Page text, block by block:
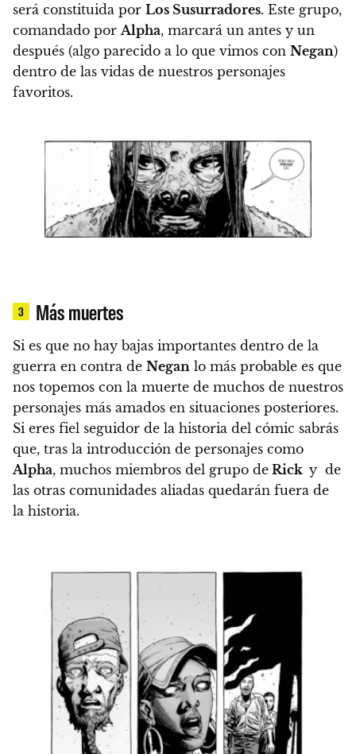
será constituida por Los Susurradores. Este grupo,
comandado por Alpha, marcará un antes y un
después (algo parecido a lo que vimos con Negan)
dentro de las vidas de nuestros personajes
favoritos.
3 Más muertes
Si es que no hay bajas importantes dentro de la
guerra en contra de Negan lo más probable es que
nos topemos con la muerte de muchos de nuestros
personajes más amados en situaciones posteriores.
Si eres fiel seguidor de la historia del cómic sabrás
que, tras la introducción de personajes como
Alpha, muchos miembros del grupo de Rick y de
las otras comunidades aliadas quedarán fuera de
la historia.